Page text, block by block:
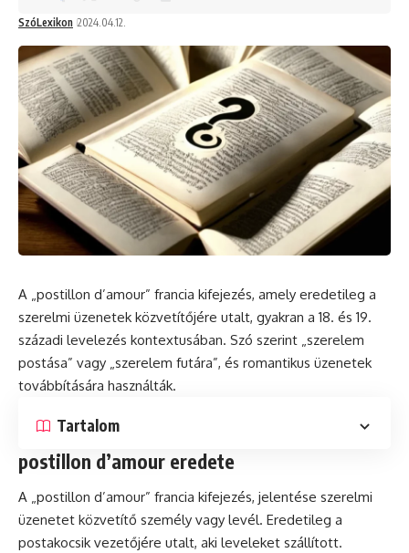
SzóLexikon 2024.04.12.
A „postillon d’amour” francia kifejezés, amely eredetileg a
szerelmi üzenetek közvetítőjére utalt, gyakran a 18. és 19.
századi levelezés kontextusában. Szó szerint „szerelem
postása” vagy „szerelem futára”, és romantikus üzenetek
továbbítására használták.
Tartalom
postillon d’amour eredete
A „postillon d’amour” francia kifejezés, jelentése szerelmi
üzenetet közvetítő személy vagy levél. Eredetileg a
postakocsik vezetőjére utalt, aki leveleket szállított.